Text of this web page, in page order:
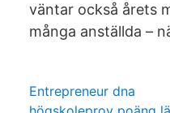
väntar också årets
många anställda –
Entrepreneur dna